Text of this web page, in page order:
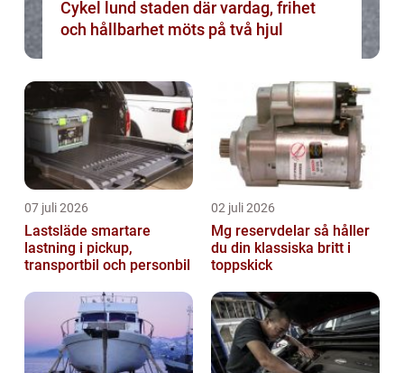
Cykel lund staden där vardag, frihet
och hållbarhet möts på två hjul
07 juli 2026
Lastsläde smartare
lastning i pickup,
transportbil och personbil
02 juli 2026
Mg reservdelar så håller
du din klassiska britt i
toppskick